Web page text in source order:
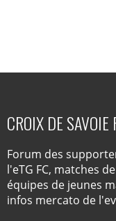
CROIX DE SAVOIE
Forum des
l'eTG FC, matches
équipes de jeunes
infos mercato de